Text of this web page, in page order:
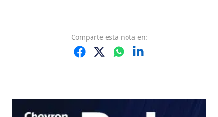
Comparte esta nota en: